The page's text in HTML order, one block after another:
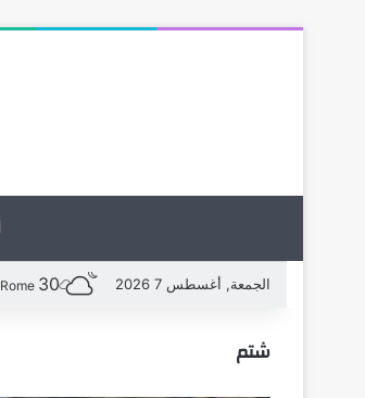
الجمعة, أغسطس 7 2026 Rome 30
شتم